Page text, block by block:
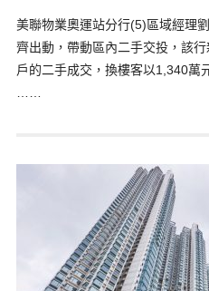
美聯物業奧運站分行(5)區域經理
齊出動，帶動區內二手交投，該
戶的二手成交，換樓客以1,340萬